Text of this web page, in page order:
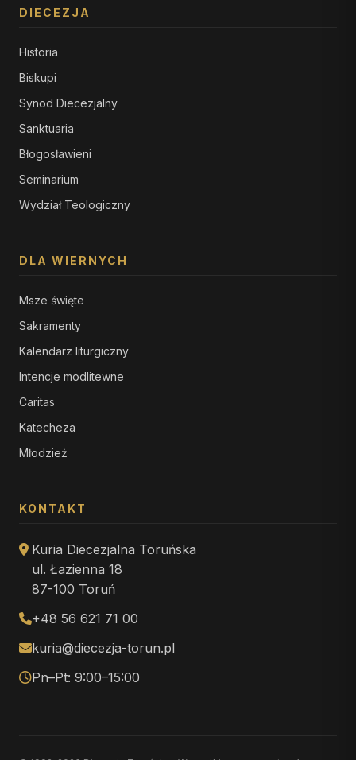
DIECEZJA
Historia
Biskupi
Synod Diecezjalny
Sanktuaria
Błogosławieni
Seminarium
Wydział Teologiczny
DLA WIERNYCH
Msze święte
Sakramenty
Kalendarz liturgiczny
Intencje modlitewne
Caritas
Katecheza
Młodzież
KONTAKT
Kuria Diecezjalna Toruńska
ul. Łazienna 18
87-100 Toruń
+48 56 621 71 00
kuria@diecezja-torun.pl
Pn–Pt: 9:00–15:00